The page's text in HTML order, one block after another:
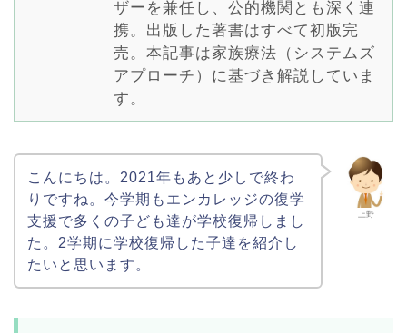
ザーを兼任し、公的機関とも深く連
携。出版した著書はすべて初版完
売。本記事は家族療法（システムズ
アプローチ）に基づき解説していま
す。
上野
こんにちは。2021年もあと少しで終わ
りですね。今学期もエンカレッジの復学
支援で多くの子ども達が学校復帰しまし
た。2学期に学校復帰した子達を紹介し
たいと思います。